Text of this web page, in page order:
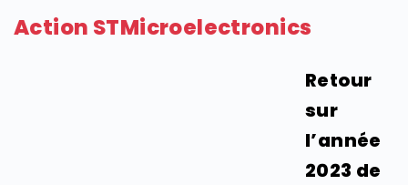
Action STMicroelectronics
Retour
sur
l’année
2023 de